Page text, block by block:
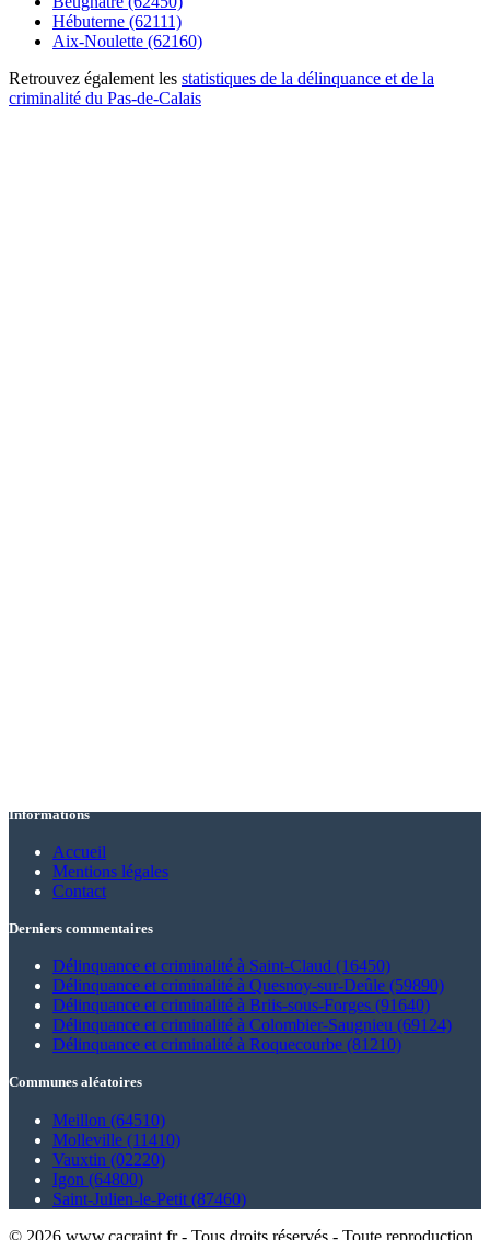
Hébuterne (62111)
Aix-Noulette (62160)
Retrouvez également les statistiques de la délinquance et de la
criminalité du Pas-de-Calais
Informations
Accueil
Mentions légales
Contact
Derniers commentaires
Délinquance et criminalité à Saint-Claud (16450)
Délinquance et criminalité à Quesnoy-sur-Deûle (59890)
Délinquance et criminalité à Briis-sous-Forges (91640)
Délinquance et criminalité à Colombier-Saugnieu (69124)
Délinquance et criminalité à Roquecourbe (81210)
Communes aléatoires
Meillon (64510)
Molleville (11410)
Vauxtin (02220)
Igon (64800)
Saint-Julien-le-Petit (87460)
© 2026 www.cacraint.fr - Tous droits réservés - Toute reproduction